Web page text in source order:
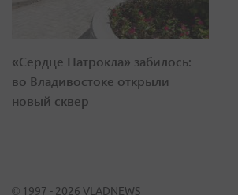
«Сердце Патрокла» забилось:
во Владивостоке открыли
новый сквер
© 1997 - 2026 VLADNEWS